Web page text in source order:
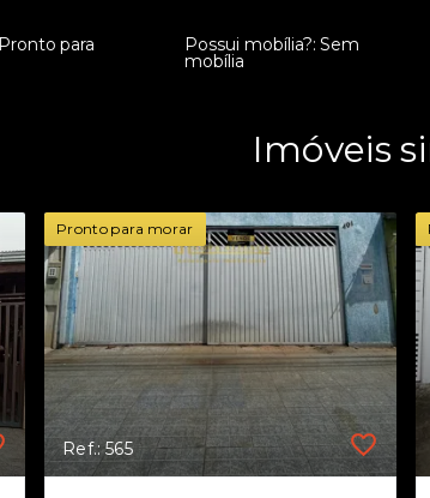
para Possui mobília?: Sem
mobília
Imóveis
Pronto para morar
Ref.: 565